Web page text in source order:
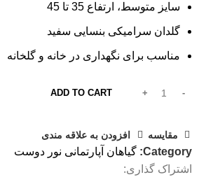
سایز متوسط، ارتفاع 35 تا 45
گلدان سرامیکی بنسایی سفید
مناسب برای نگهداری در خانه و گلخانه
ADD TO CART
مقایسه افزودن به علاقه مندی
Category: گیاهان آپارتمانی نور دوست
اشتراک گذاری: